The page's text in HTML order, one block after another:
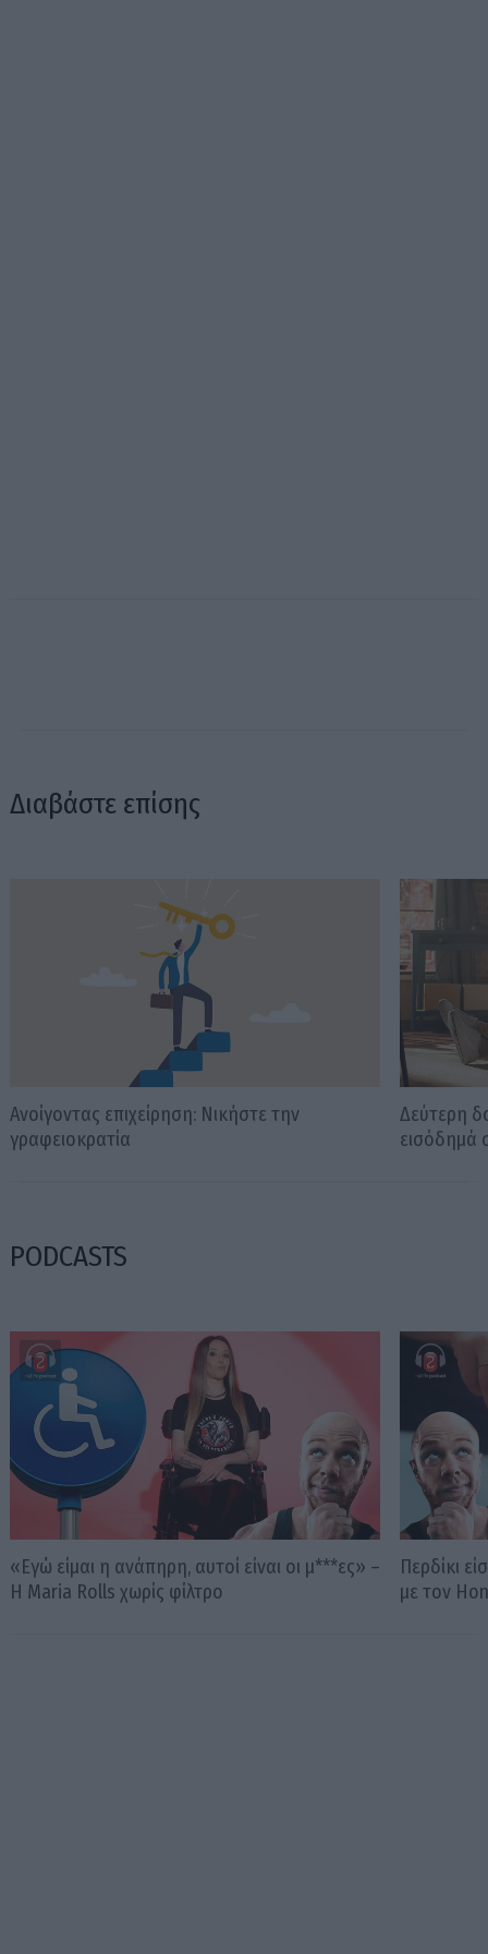
Διαβάστε επίσης
Ανοίγοντας επιχείρηση: Νικήστε την
γραφειοκρατία
Δεύτερη
εισόδημά
PODCASTS
«Εγώ είμαι η ανάπηρη, αυτοί είναι οι μ***ες» –
Η Maria Rolls χωρίς φίλτρο
Περδίκι
με τον